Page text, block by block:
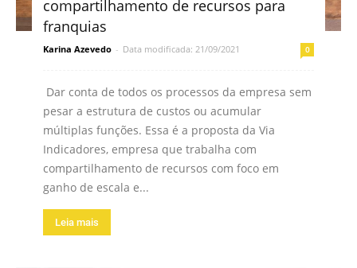
compartilhamento de recursos para
franquias
Karina Azevedo - Data modificada: 21/09/2021 0
Dar conta de todos os processos da empresa sem
pesar a estrutura de custos ou acumular
múltiplas funções. Essa é a proposta da Via
Indicadores, empresa que trabalha com
compartilhamento de recursos com foco em
ganho de escala e...
Leia mais